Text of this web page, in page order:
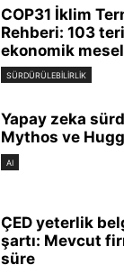
COP31 İklim
Rehberi: 103
ekonomik
SÜRDÜRÜLEBILIRLIK
Yapay zeka
Mythos ve
AI
ÇED yeterlik
şartı: Mevcut
süre